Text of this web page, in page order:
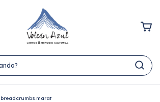
breadcrumbs.marat